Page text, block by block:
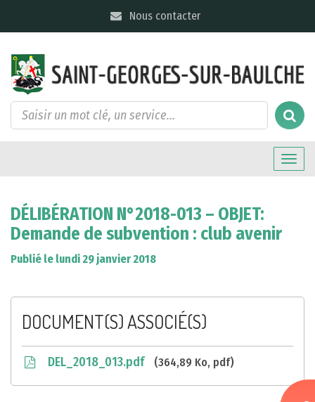
Nous contacter
Toggle
DÉLIBÉRATION N°2018-013 – OBJET:
Demande de subvention : club avenir
Publié le lundi 29 janvier 2018
DOCUMENT(S) ASSOCIÉ(S)
DEL_2018_013.pdf 364,89 Ko, pdf